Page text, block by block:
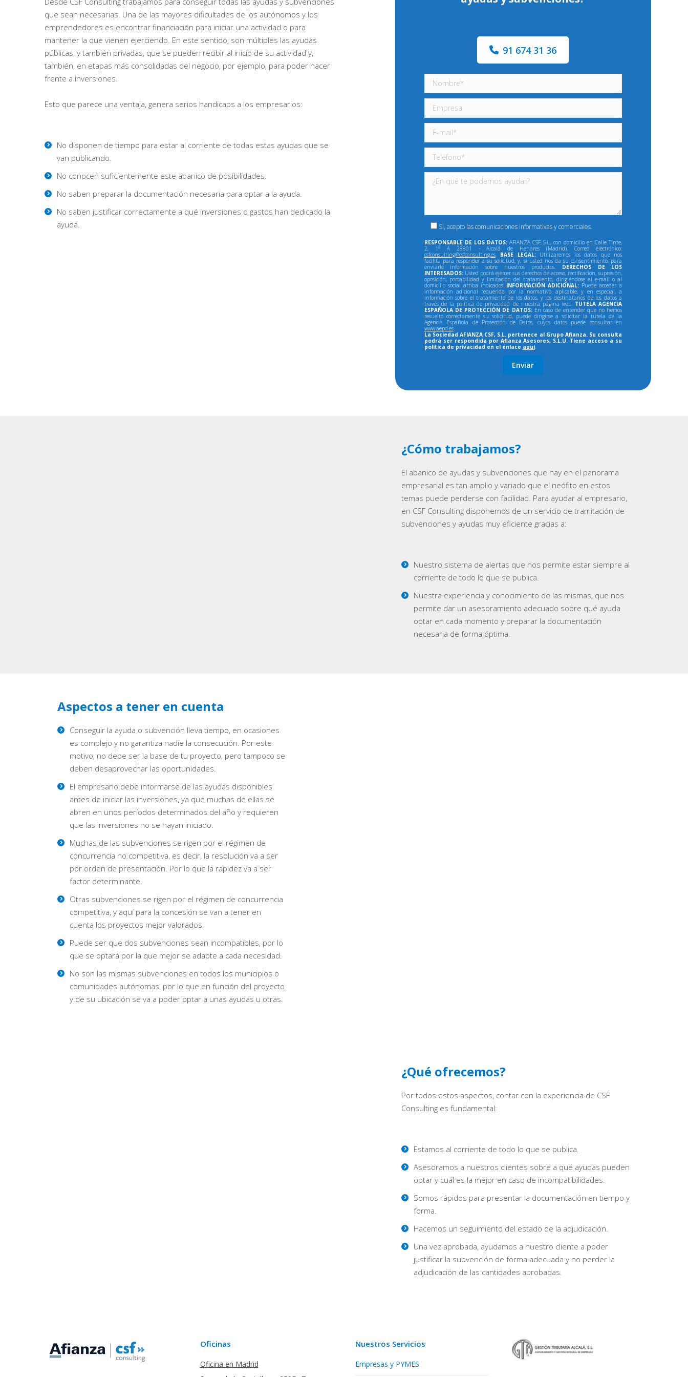
que sean necesarias. Una de las mayores dificultades de los autónomos y los
emprendedores es encontrar financiación para iniciar una actividad o para
mantener la que vienen ejerciendo. En este sentido, son múltiples las ayudas
públicas, y también privadas, que se pueden recibir al inicio de su actividad y,
también, en etapas más consolidadas del negocio, por ejemplo, para poder hacer
frente a inversiones.
Esto que parece una ventaja, genera serios handicaps a los empresarios:
No disponen de tiempo para estar al corriente de todas estas ayudas que se
van publicando.
No conocen suficientemente este abanico de posibilidades.
No saben preparar la documentación necesaria para optar a la ayuda.
No saben justificar correctamente a qué inversiones o gastos han dedicado la
ayuda.
91 674 31 36
Si, acepto las comunicaciones informativas y comerciales.
RESPONSABLE DE LOS DATOS:AFIANZA CSF, S.L., con domicilio en Calle Tinte,
2, 1º A 28801 - Alcalá de Henares (Madrid). Correo electrónico:
csfconsulting@csfconsulting.es. BASE LEGAL:Utilizaremos los datos que nos
facilita para responder a su solicitud, y, si usted nos da su consentimiento, para
enviarle información sobre nuestros productos. DERECHOS DE LOS
INTERESADOS:Usted podrá ejercer sus derechos de acceso, rectificación, supresión,
oposición, portabilidad y limitación del tratamiento, dirigiéndose al e-mail o al
domicilio social arriba indicados. INFORMACIÓN ADICIONAL: Puede acceder a
información adicional requerida por la normativa aplicable, y en especial, a
información sobre el tratamiento de los datos, y los destinatarios de los datos a
través de la política de privacidad de nuestra página web. TUTELA AGENCIA
ESPAÑOLA DE PROTECCIÓN DE DATOS:En caso de entender que no hemos
resuelto correctamente su solicitud, puede dirigirse a solicitar la tutela de la
Agencia Española de Protección de Datos, cuyos datos puede consultar en
www.aepd.es.
La Sociedad AFIANZA CSF, S.L. pertenece al Grupo Afianza. Su consulta
podrá ser respondida por Afianza Asesores, S.L.U. Tiene acceso a su
política de privacidad en el enlace aquí.
¿Cómo trabajamos?
El abanico de ayudas y subvenciones que hay en el panorama
empresarial es tan amplio y variado que el neófito en estos
temas puede perderse con facilidad. Para ayudar al empresario,
en CSF Consulting disponemos de un servicio de tramitación de
subvenciones y ayudas muy eficiente gracias a:
Nuestro sistema de alertas que nos permite estar siempre al
corriente de todo lo que se publica.
Nuestra experiencia y conocimiento de las mismas, que nos
permite dar un asesoramiento adecuado sobre qué ayuda
optar en cada momento y preparar la documentación
necesaria de forma óptima.
Aspectos a tener en cuenta
Conseguir la ayuda o subvención lleva tiempo, en ocasiones
es complejo y no garantiza nadie la consecución. Por este
motivo, no debe ser la base de tu proyecto, pero tampoco se
deben desaprovechar las oportunidades.
El empresario debe informarse de las ayudas disponibles
antes de iniciar las inversiones, ya que muchas de ellas se
abren en unos períodos determinados del año y requieren
que las inversiones no se hayan iniciado.
Muchas de las subvenciones se rigen por el régimen de
concurrencia no competitiva, es decir, la resolución va a ser
por orden de presentación. Por lo que la rapidez va a ser
factor determinante.
Otras subvenciones se rigen por el régimen de concurrencia
competitiva, y aquí para la concesión se van a tener en
cuenta los proyectos mejor valorados.
Puede ser que dos subvenciones sean incompatibles, por lo
que se optará por la que mejor se adapte a cada necesidad.
No son las mismas subvenciones en todos los municipios o
comunidades autónomas, por lo que en función del proyecto
y de su ubicación se va a poder optar a unas ayudas u otras.
¿Qué ofrecemos?
Por todos estos aspectos, contar con la experiencia de CSF
Consulting es fundamental:
Estamos al corriente de todo lo que se publica.
Asesoramos a nuestros clientes sobre a qué ayudas pueden
optar y cuál es la mejor en caso de incompatibilidades.
Somos rápidos para presentar la documentación en tiempo y
forma.
Hacemos un seguimiento del estado de la adjudicación.
Una vez aprobada, ayudamos a nuestro cliente a poder
justificar la subvención de forma adecuada y no perder la
adjudicación de las cantidades aprobadas.
Oficinas
Oficina en Madrid
Nuestros Servicios
Empresas y PYMES